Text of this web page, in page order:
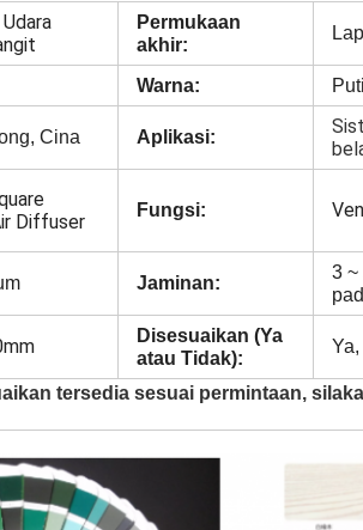
Permukaan
akhir:
Warna:
Cina Aplikasi:
Diffuser
Fungsi:
Jaminan:
3 ~
Disesuaikan (Ya
atau Tidak):
tersedia sesuai permintaan,